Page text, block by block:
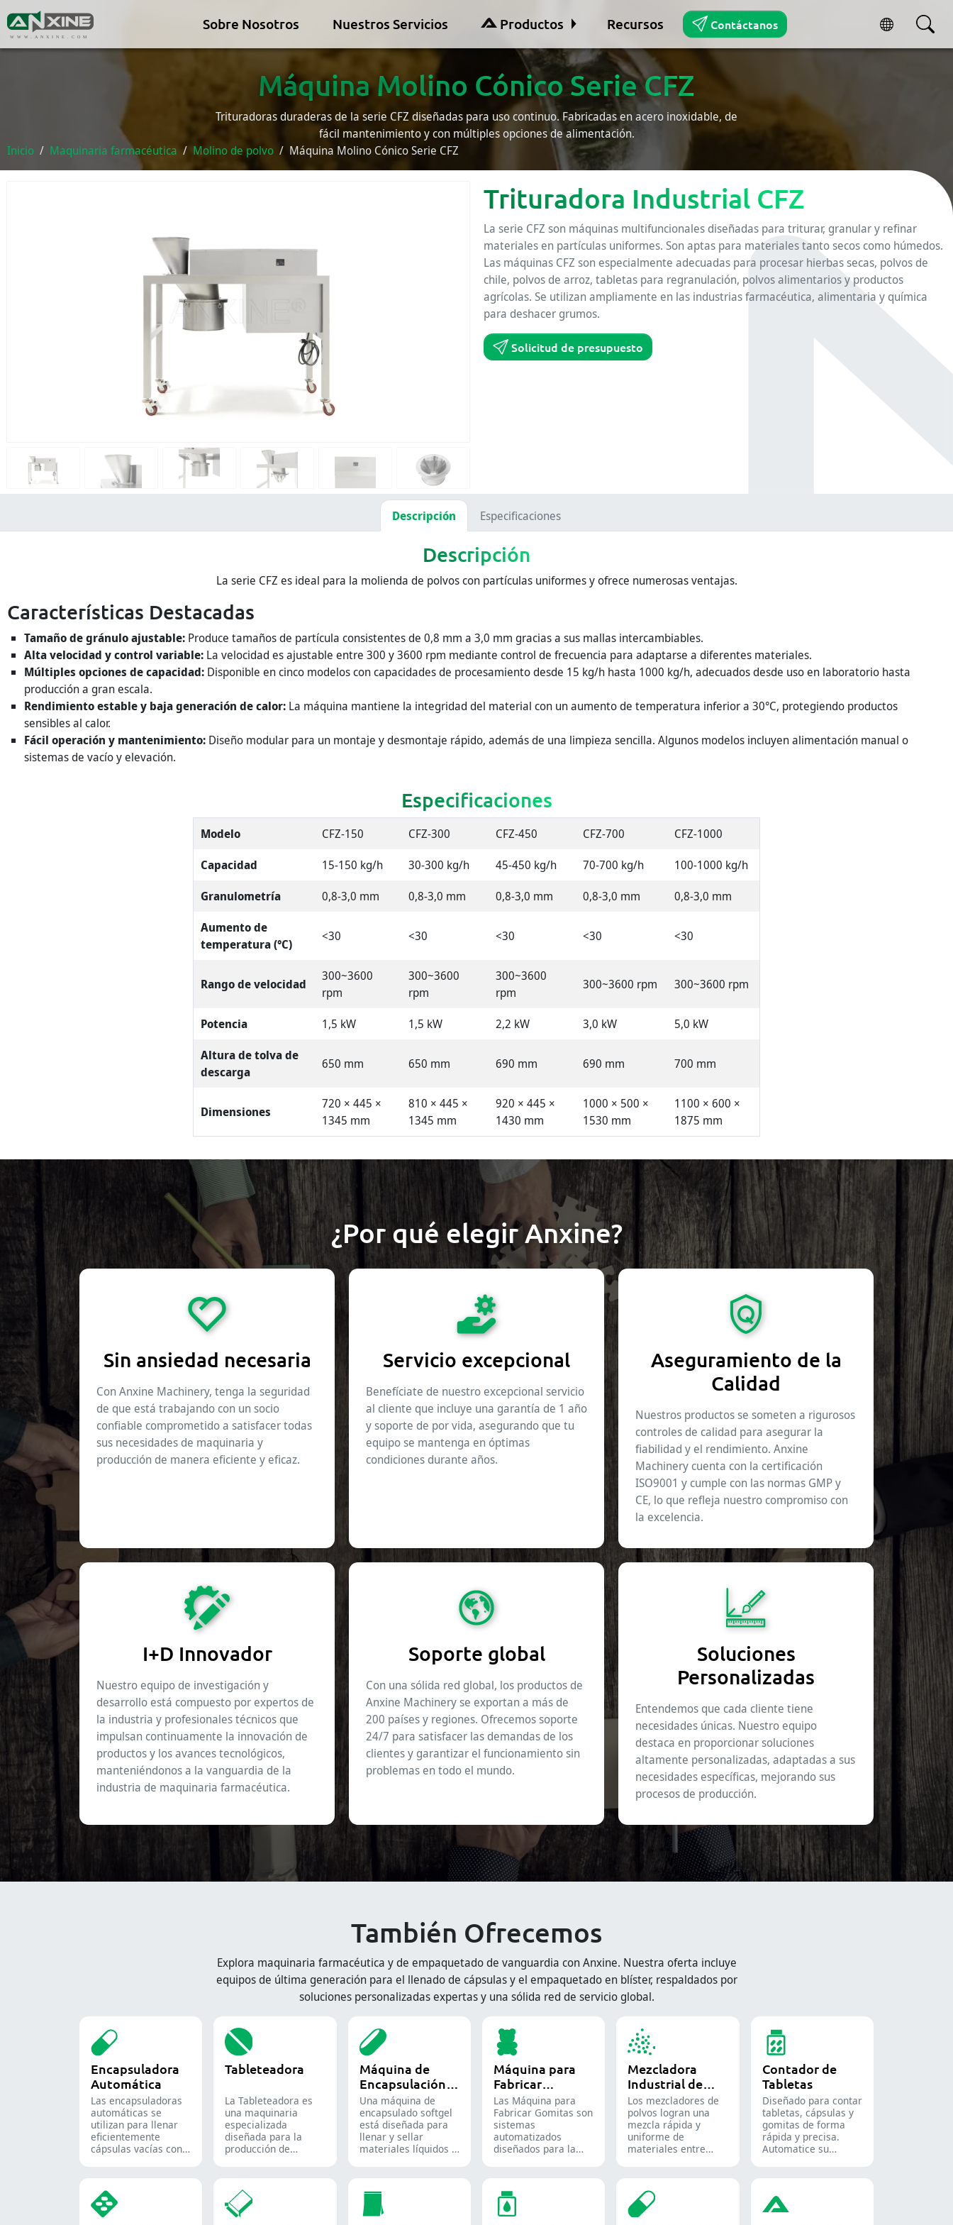
WWW.ANXINE.COM
Sobre Nosotros Nuestros Servicios Productos Recursos Contáctanos
Máquina Molino Cónico Serie CFZ
Trituradoras duraderas de la serie CFZ diseñadas para uso continuo. Fabricadas en acero inoxidable, de
fácil mantenimiento y con múltiples opciones de alimentación.
Inicio
Maquinaria farmacéutica Molino de polvo Máquina Molino Cónico Serie CFZ
Trituradora Industrial CFZ
La serie CFZ son máquinas multifuncionales diseñadas para triturar, granular y refinar
materiales en partículas uniformes. Son aptas para materiales tanto secos como húmedos.
Las máquinas CFZ son especialmente adecuadas para procesar hierbas secas, polvos de
chile, polvos de arroz, tabletas para regranulación, polvos alimentarios y productos
agrícolas. Se utilizan ampliamente en las industrias farmacéutica, alimentaria y química
para deshacer grumos.
Solicitud de presupuesto
Descripción Especificaciones
Descripción
La serie CFZ es ideal para la molienda de polvos con partículas uniformes y ofrece numerosas ventajas.
Características Destacadas
Tamaño de gránulo ajustable: Produce tamaños de partícula consistentes de 0,8 mm a 3,0 mm gracias a sus mallas intercambiables.
Alta velocidad y control variable: La velocidad es ajustable entre 300 y 3600 rpm mediante control de frecuencia para adaptarse a diferentes materiales.
Múltiples opciones de capacidad: Disponible en cinco modelos con capacidades de procesamiento desde 15 kg/h hasta 1000 kg/h, adecuados desde uso en laboratorio hasta
producción a gran escala.
Rendimiento estable y baja generación de calor: La máquina mantiene la integridad del material con un aumento de temperatura inferior a 30°C, protegiendo productos
sensibles al calor.
Fácil operación y mantenimiento: Diseño modular para un montaje y desmontaje rápido, además de una limpieza sencilla. Algunos modelos incluyen alimentación manual o
sistemas de vacío y elevación.
Especificaciones
Modelo CFZ-150 CFZ-300 CFZ-450 CFZ-700
CFZ-1000
Capacidad
15-150 kg/h 30-300 kg/h 45-450 kg/h 70-700 kg/h
100-1000 kg/h
Granulometría
0,8-3,0 mm 0,8-3,0 mm 0,8-3,0 mm 0,8-3,0 mm
0,8-3,0 mm
Aumento de
temperatura (°C)
<30 <30 <30 <30 <30
Rango de velocidad
300~3600
rpm
300~3600
rpm
300~3600
rpm
300~3600 rpm 300~3600 rpm
Potencia 1,5 kW 1,5 kW 2,2 kW 3,0 kW
5,0 kW
Altura de tolva de
descarga
650 mm 650 mm 690 mm 690 mm 700 mm
Dimensiones
720 × 445 ×
1345 mm
810 × 445 ×
1345 mm
920 × 445 ×
1430 mm
1000 × 500 ×
1530 mm
1100 × 600 ×
1875 mm
¿Por qué elegir Anxine?
Sin ansiedad necesaria
Con Anxine Machinery, tenga la seguridad
de que está trabajando con un socio
confiable comprometido a satisfacer todas
sus necesidades de maquinaria y
producción de manera eficiente y eficaz.
Servicio excepcional
Benefíciate de nuestro excepcional servicio
al cliente que incluye una garantía de 1 año
y soporte de por vida, asegurando que tu
equipo se mantenga en óptimas
condiciones durante años.
Aseguramiento de la
Calidad
Nuestros productos se someten a rigurosos
controles de calidad para asegurar la
fiabilidad y el rendimiento. Anxine
Machinery cuenta con la certificación
ISO9001 y cumple con las normas GMP y
CE, lo que refleja nuestro compromiso con
la excelencia.
I+D Innovador
Nuestro equipo de investigación y
desarrollo está compuesto por expertos de
la industria y profesionales técnicos que
impulsan continuamente la innovación de
productos y los avances tecnológicos,
manteniéndonos a la vanguardia de la
industria de maquinaria farmacéutica.
Soporte global
Con una sólida red global, los productos de
Anxine Machinery se exportan a más de
200 países y regiones. Ofrecemos soporte
24/7 para satisfacer las demandas de los
clientes y garantizar el funcionamiento sin
problemas en todo el mundo.
Soluciones
Personalizadas
Entendemos que cada cliente tiene
necesidades únicas. Nuestro equipo
destaca en proporcionar soluciones
altamente personalizadas, adaptadas a sus
necesidades específicas, mejorando sus
procesos de producción.
También Ofrecemos
Explora maquinaria farmacéutica y de empaquetado de vanguardia con Anxine. Nuestra oferta incluye
equipos de última generación para el llenado de cápsulas y el empaquetado en blíster, respaldados por
soluciones personalizadas expertas y una sólida red de servicio global.
Encapsuladora
Automática
Las encapsuladoras
automáticas se
utilizan para llenar
eficientemente
cápsulas vacías con
la producción
farmacéutica y de
suplementos.
Tableteadora
La Tableteadora es
una maquinaria
especializada
diseñada para la
producción de
Máquina de
Encapsulación
de Softgel
Una máquina de
encapsulado softgel
está diseñada para
llenar y sellar
materiales líquidos o
Máquina para
Fabricar
Gomitas
Las Máquina para
Fabricar Gomitas son
sistemas
automatizados
diseñados para la
tanto a la industria
de la confitería como
a la farmacéutica.
Mezcladora
Industrial de
Polvos
Los mezcladores de
polvos logran una
mezcla rápida y
uniforme de
materiales entre
farmacéutica,
alimentaria y
química.
Contador de
Tabletas
Diseñado para contar
tabletas, cápsulas y
gomitas de forma
rápida y precisa.
Automatice su
soluciones de conteo
para formas sólidas.